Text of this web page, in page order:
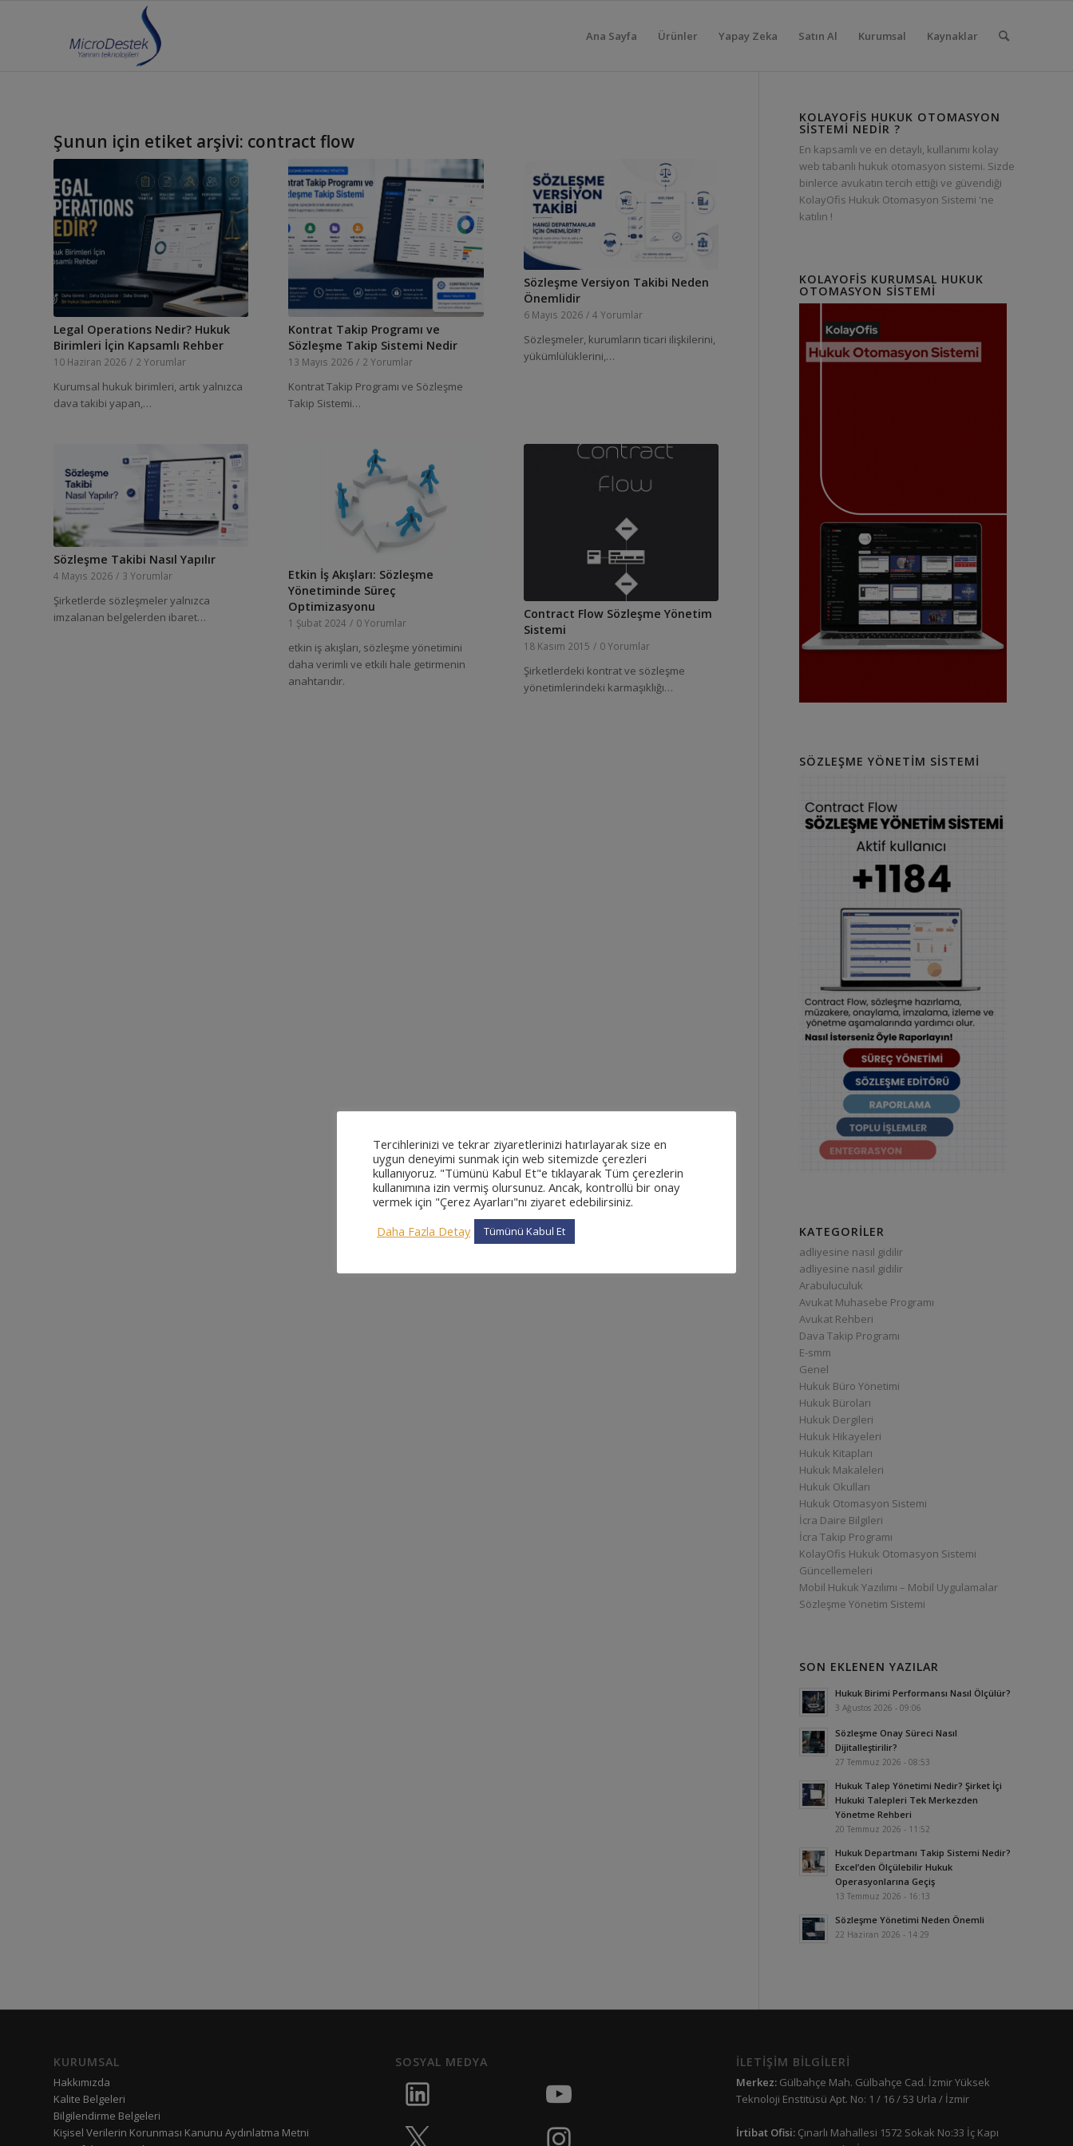
Ana Sayfa Ürünler Yapay Zeka Satın Al Kurumsal Kaynaklar
Şunun için etiket arşivi: contract flow
Legal Operations Nedir? Hukuk
Birimleri İçin Kapsamlı Rehber
10 Haziran 2026 / 2 Yorumlar
Kurumsal hukuk birimleri, artık yalnızca
dava takibi yapan,…
Kontrat Takip Programı ve
Sözleşme Takip Sistemi Nedir
13 Mayıs 2026 / 2 Yorumlar
Kontrat Takip Programı ve Sözleşme
Takip Sistemi…
Sözleşme Versiyon Takibi Neden
Önemlidir
6 Mayıs 2026 / 4 Yorumlar
Sözleşmeler, kurumların ticari ilişkilerini,
yükümlülüklerini,…
Sözleşme Takibi Nasıl Yapılır
4 Mayıs 2026 / 3 Yorumlar
Şirketlerde sözleşmeler yalnızca
imzalanan belgelerden ibaret…
Etkin İş Akışları: Sözleşme
Yönetiminde Süreç
Optimizasyonu
1 Şubat 2024 / 0 Yorumlar
etkin iş akışları, sözleşme yönetimini
daha verimli ve etkili hale getirmenin
anahtarıdır.
Contract Flow Sözleşme Yönetim
Sistemi
18 Kasım 2015 / 0 Yorumlar
Şirketlerdeki kontrat ve sözleşme
yönetimlerindeki karmaşıklığı…
KOLAYOFIS HUKUK OTOMASYON
SISTEMI NEDIR ?
En kapsamlı ve en detaylı, kullanımı kolay
web tabanlı hukuk otomasyon sistemi. Sizde
binlerce avukatın tercih ettiği ve güvendiği
KolayOfis Hukuk Otomasyon Sistemi 'ne
katılın !
KOLAYOFIS KURUMSAL HUKUK
OTOMASYON SISTEMI
SÖZLEŞME YÖNETIM SISTEMI
KATEGORILER
adliyesine nasıl gidilir
adliyesine nasıl gidilir
Arabuluculuk
Avukat Muhasebe Programı
Avukat Rehberi
Dava Takip Programı
E-smm
Genel
Hukuk Büro Yönetimi
Hukuk Büroları
Hukuk Dergileri
Hukuk Hikayeleri
Hukuk Kitapları
Hukuk Makaleleri
Hukuk Okulları
Hukuk Otomasyon Sistemi
İcra Daire Bilgileri
İcra Takip Programı
KolayOfis Hukuk Otomasyon Sistemi
Güncellemeleri
Mobil Hukuk Yazılımı – Mobil Uygulamalar
Sözleşme Yönetim Sistemi
SON EKLENEN YAZILAR
Hukuk Birimi Performansı Nasıl Ölçülür?
3 Ağustos 2026 - 09:06
Sözleşme Onay Süreci Nasıl
Dijitalleştirilir?
27 Temmuz 2026 - 08:53
Hukuk Talep Yönetimi Nedir? Şirket İçi
Hukuki Talepleri Tek Merkezden
Yönetme Rehberi
20 Temmuz 2026 - 11:52
Hukuk Departmanı Takip Sistemi Nedir?
Excel’den Ölçülebilir Hukuk
Operasyonlarına Geçiş
13 Temmuz 2026 - 16:13
Sözleşme Yönetimi Neden Önemli
22 Haziran 2026 - 14:29
KURUMSAL
Hakkımızda
Kalite Belgeleri
Bilgilendirme Belgeleri
Kişisel Verilerin Korunması Kanunu Aydınlatma Metni
SOSYAL MEDYA İLETİŞİM BİLGİLERİ
Merkez: Gülbahçe Mah. Gülbahçe Cad. İzmir Yüksek
Teknoloji Enstitüsü Apt. No: 1 / 16 / 53 Urla / İzmir
İrtibat Ofisi: Çınarlı Mahallesi 1572 Sokak No:33 İç Kapı
Tercihlerinizi ve tekrar ziyaretlerinizi hatırlayarak size en
uygun deneyimi sunmak için web sitemizde çerezleri
kullanıyoruz. "Tümünü Kabul Et"e tıklayarak Tüm çerezlerin
kullanımına izin vermiş olursunuz. Ancak, kontrollü bir onay
vermek için "Çerez Ayarları"nı ziyaret edebilirsiniz.
Daha Fazla Detay
Tümünü Kabul Et